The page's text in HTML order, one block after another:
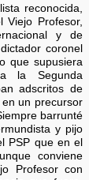
reconocida,
Viejo Profesor,
y de
coronel
que supusiera
la Segunda
adscritos de
un precursor
barrunté
y pijo
PSP que en el
conviene
Profesor con